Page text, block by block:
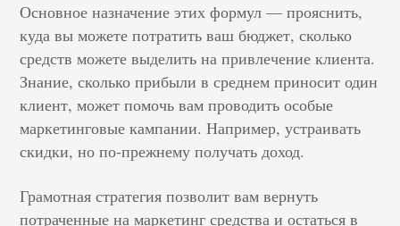
Основное назначение этих формул — прояснить,
куда вы можете потратить ваш бюджет, сколько
средств можете выделить на привлечение клиента.
Знание, сколько прибыли в среднем приносит один
клиент, может помочь вам проводить особые
маркетинговые кампании. Например, устраивать
скидки, но по-прежнему получать доход.
Грамотная стратегия позволит вам вернуть
потраченные на маркетинг средства и остаться в